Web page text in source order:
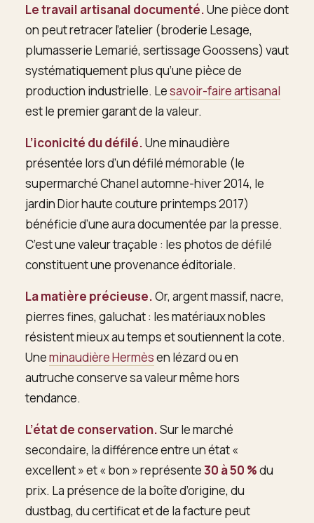
Le travail artisanal documenté.Une pièce dont
on peut retracer l’atelier (broderie Lesage,
plumasserie Lemarié, sertissage Goossens) vaut
systématiquement plus qu’une pièce de
production industrielle. Lesavoir-faire artisanal
est le premier garant de la valeur.
L’iconicité du défilé.Une minaudière
présentée lors d’un défilé mémorable (le
supermarché Chanel automne-hiver 2014, le
jardin Dior haute couture printemps 2017)
bénéficie d’une aura documentée par la presse.
C’est une valeur traçable : les photos de défilé
constituent une provenance éditoriale.
La matière précieuse.Or, argent massif, nacre,
pierres fines, galuchat : les matériaux nobles
résistent mieux au temps et soutiennent la cote.
Uneminaudière Hermèsen lézard ou en
autruche conserve sa valeur même hors
tendance.
L’état de conservation.Sur le marché
secondaire, la différence entre un état «
excellent » et « bon » représente30 à 50 %du
prix. La présence de la boîte d’origine, du
dustbag, du certificat et de la facture peut